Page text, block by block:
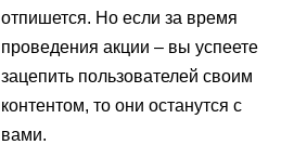
отпишется. Но если за время
проведения акции – вы успеете
зацепить пользователей своим
контентом, то они останутся с
вами.